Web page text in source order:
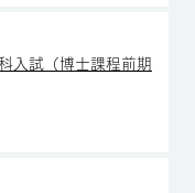
入試（博士課程前期